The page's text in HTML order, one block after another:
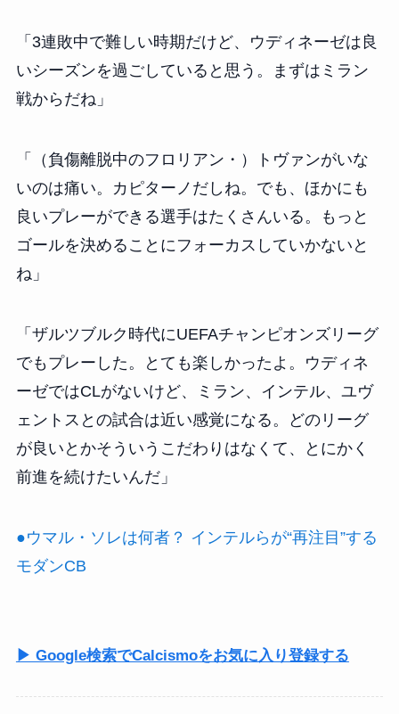
「3連敗中で難しい時期だけど、ウディネーゼは良
いシーズンを過ごしていると思う。まずはミラン
戦からだね」
「（負傷離脱中のフロリアン・）トヴァンがいな
いのは痛い。カピターノだしね。でも、ほかにも
良いプレーができる選手はたくさんいる。もっと
ゴールを決めることにフォーカスしていかないと
ね」
「ザルツブルク時代にUEFAチャンピオンズリーグ
でもプレーした。とても楽しかったよ。ウディネ
ーゼではCLがないけど、ミラン、インテル、ユヴ
ェントスとの試合は近い感覚になる。どのリーグ
が良いとかそういうこだわりはなくて、とにかく
前進を続けたいんだ」
●ウマル・ソレは何者？ インテルらが“再注目”する
モダンCB
▶ Google検索でCalcismoをお気に入り登録する